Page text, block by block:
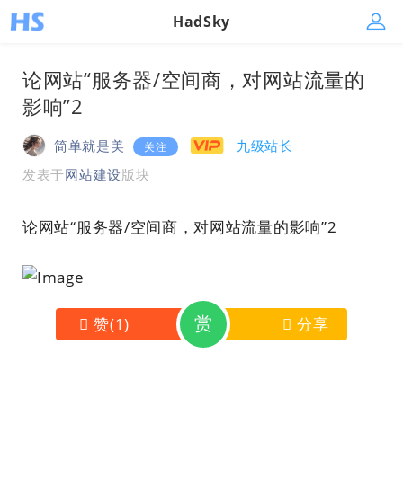
HadSky
论网站“服务器/空间商，对网站流量的
影响”2
简单就是美 关注
九级站长
发表于网站建设版块
论网站“服务器/空间商，对网站流量的影响”2
赞(1) 赏 分享